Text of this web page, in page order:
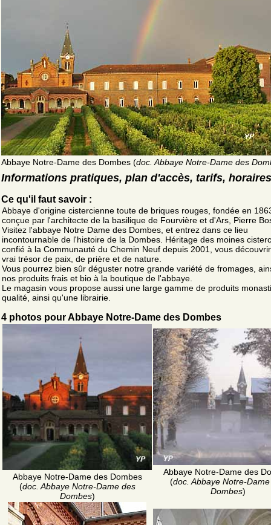
Abbaye Notre-Dame des Dombes (doc. Abbaye Notre-Dame des
Informations pratiques, plan d'accès, tarifs, horaires
Ce qu'il faut savoir :
Abbaye d'origine cistercienne toute de briques rouges, fondée en
conçue par l'architecte de la basilique de Fourvière et d'Ars, Pierre
Visitez l'abbaye Notre Dame des Dombes, et entrez dans ce lieu
incontournable de l'histoire de la Dombes. Héritage des moines
confié à la Communauté du Chemin Neuf depuis 2001, vous
vrai trésor de paix, de prière et de nature.
Vous pourrez bien sûr déguster notre grande variété de fromages,
nos produits frais et bio à la boutique de l'abbaye.
Le magasin vous propose aussi une large gamme de produits
qualité, ainsi qu'une librairie.
4 photos pour Abbaye Notre-Dame des Dombes
Abbaye Notre-Dame des Dombes
(doc. Abbaye Notre-Dame des
Dombes)
Abbaye Notre-Dame des
(doc. Abbaye Notre-
Dombes)